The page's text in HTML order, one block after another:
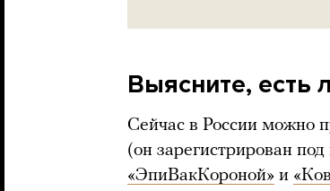
Выясните, есть
Сейчас в России можно
(он зарегистрирован
«ЭпиВакКороной» и